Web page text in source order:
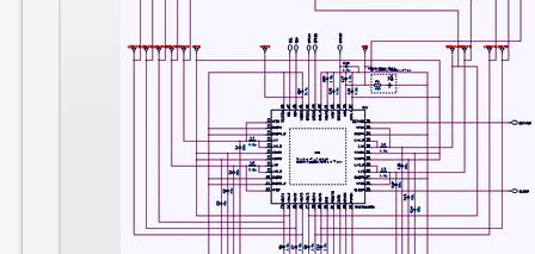
・ソフトスタート機能
●7チャンネル LDOレギュレーター
・LDO1 0.9-3.5V Max 300mA （初期
・LDO2 0.9-3.5V Max 300mA （初期
・LDO3 0.6-3.5V Max 300mA （初期
・LDO4 0.9-3.5V Max 200mA （初期
L3、
V1